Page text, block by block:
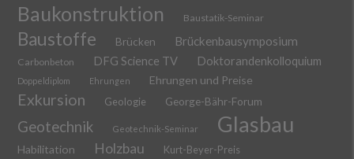
Baukonstruktion Baustatik-Seminar
Baustoffe Brücken Brückenbausymposium
Carbonbeton DFG Science TV Doktorandenkolloquium
Doppeldiplom Ehrungen Ehrungen und Preise
Exkursion Geologie George-Bähr-Forum
Geotechnik Geotechnik-Seminar Glasbau
Habilitation Holzbau Kurt-Beyer-Preis